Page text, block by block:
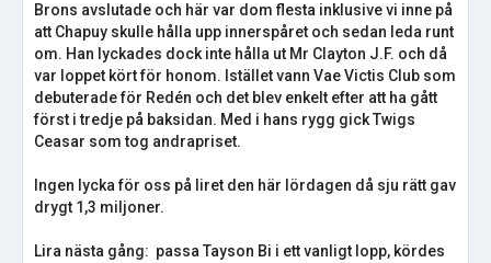
Brons avslutade och här var dom flesta inklusive vi inne på
att Chapuy skulle hålla upp innerspåret och sedan leda runt
om. Han lyckades dock inte hålla ut Mr Clayton J.F. och då
var loppet kört för honom. Istället vann Vae Victis Club som
debuterade för Redén och det blev enkelt efter att ha gått
först i tredje på baksidan. Med i hans rygg gick Twigs
Ceasar som tog andrapriset.
Ingen lycka för oss på liret den här lördagen då sju rätt gav
drygt 1,3 miljoner.
Lira nästa gång: passa Tayson Bi i ett vanligt lopp, kördes